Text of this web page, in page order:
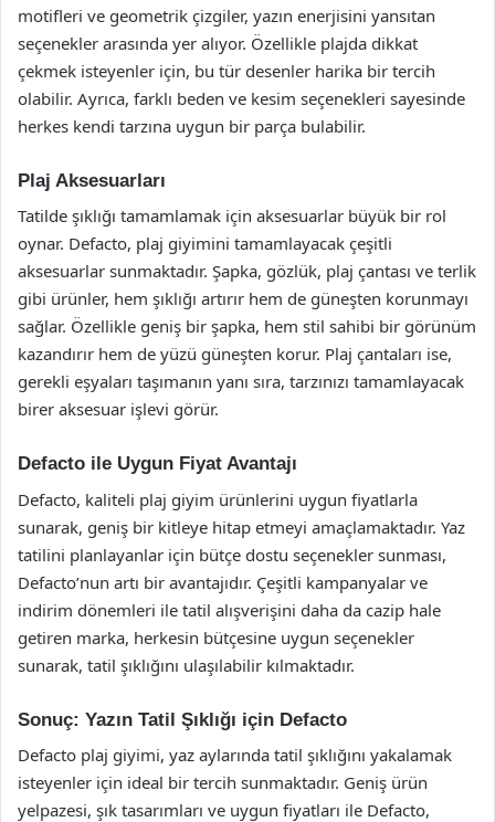
motifleri ve geometrik çizgiler, yazın enerjisini yansıtan
seçenekler arasında yer alıyor. Özellikle plajda dikkat
çekmek isteyenler için, bu tür desenler harika bir tercih
olabilir. Ayrıca, farklı beden ve kesim seçenekleri sayesinde
herkes kendi tarzına uygun bir parça bulabilir.
Plaj Aksesuarları
Tatilde şıklığı tamamlamak için aksesuarlar büyük bir rol
oynar. Defacto, plaj giyimini tamamlayacak çeşitli
aksesuarlar sunmaktadır. Şapka, gözlük, plaj çantası ve terlik
gibi ürünler, hem şıklığı artırır hem de güneşten korunmayı
sağlar. Özellikle geniş bir şapka, hem stil sahibi bir görünüm
kazandırır hem de yüzü güneşten korur. Plaj çantaları ise,
gerekli eşyaları taşımanın yanı sıra, tarzınızı tamamlayacak
birer aksesuar işlevi görür.
Defacto ile Uygun Fiyat Avantajı
Defacto, kaliteli plaj giyim ürünlerini uygun fiyatlarla
sunarak, geniş bir kitleye hitap etmeyi amaçlamaktadır. Yaz
tatilini planlayanlar için bütçe dostu seçenekler sunması,
Defacto’nun artı bir avantajıdır. Çeşitli kampanyalar ve
indirim dönemleri ile tatil alışverişini daha da cazip hale
getiren marka, herkesin bütçesine uygun seçenekler
sunarak, tatil şıklığını ulaşılabilir kılmaktadır.
Sonuç: Yazın Tatil Şıklığı için Defacto
Defacto plaj giyimi, yaz aylarında tatil şıklığını yakalamak
isteyenler için ideal bir tercih sunmaktadır. Geniş ürün
yelpazesi, şık tasarımları ve uygun fiyatları ile Defacto,